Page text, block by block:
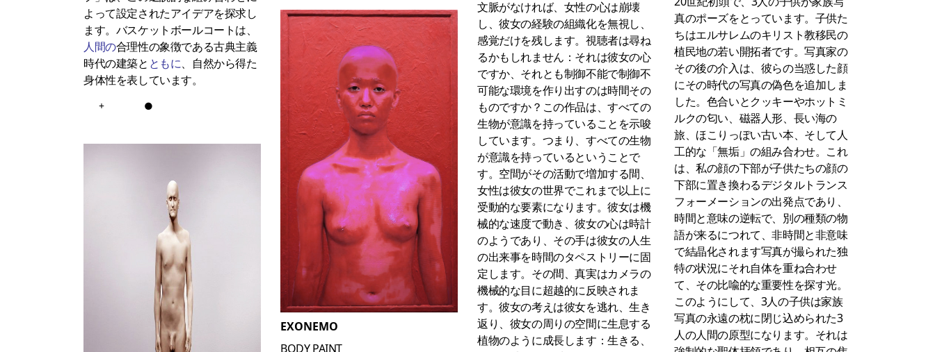
よって設定されたアイデアを探求し
ます。バスケットボールコートは、
人間の合理性の象徴である古典主義
時代の建築と ともに、自然から得た
身体性を表しています。
+ ●
EXONEMO
BODY PAINT
文脈がなければ、女性の心は崩壊
し、彼女の経験の組織化を無視し、
感覚だけを残します。視聴者は尋ね
るかもしれません：それは彼女の心
ですか、それとも制御不能で制御不
可能な環境を作り出すのは時間その
ものですか？この作品は、すべての
生物が意識を持っていることを示唆
しています。つまり、すべての生物
が意識を持っているということで
す。空間がその活動で増加する間、
女性は彼女の世界でこれまで以上に
受動的な要素になります。彼女は機
械的な速度で動き、彼女の心は時計
のようであり、その手は彼女の人生
の出来事を時間のタペストリーに固
定します。その間、真実はカメラの
機械的な目に超越的に反映されま
す。彼女の考えは彼女を逃れ、生き
返り、彼女の周りの空間に生息する
植物のように成長します：生きる、
真のポーズをとっています。子供た
ちはエルサレムのキリスト教移民の
植民地の若い開拓者です。写真家の
その後の介入は、彼らの当惑した顔
にその時代の写真の偽色を追加しま
した。色合いとクッキーやホットミ
ルクの匂い、磁器人形、長い海の
旅、ほこりっぽい古い本、そして人
工的な「無垢」の組み合わせ。これ
は、私の顔の下部が子供たちの顔の
下部に置き換わるデジタルトランス
フォーメーションの出発点であり、
時間と意味の逆転で、別の種類の物
語が来るにつれて、非時間と非意味
で結晶化されます写真が撮られた独
特の状況にそれ自体を重ね合わせ
て、その比喩的な重要性を探す光。
このようにして、3人の子供は家族
写真の永遠の枕に閉じ込められた3
人の人間の原型になります。それは